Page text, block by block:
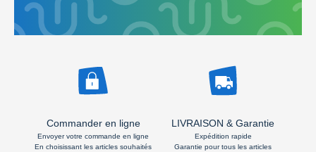
Commander en ligne
Envoyer votre commande en ligne
En choisissant les articles souhaités
LIVRAISON & Garantie
Expédition rapide
Garantie pour tous les articles